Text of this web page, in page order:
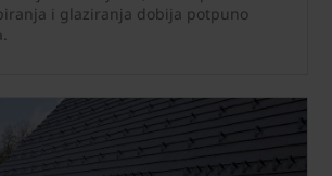
i glaziranja dobija potpuno